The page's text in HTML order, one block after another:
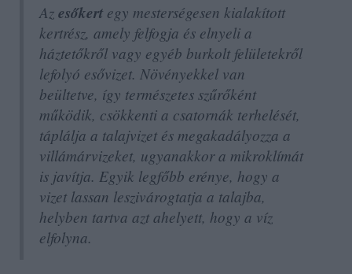
Azesőkert egy mesterségesen kialakított
kertrész, amely felfogja és elnyeli a
háztetőkről vagy egyéb burkolt felületekről
lefolyó esővizet. Növényekkel van
beültetve, így természetes szűrőként
működik, csökkenti a csatornák terhelését,
táplálja a talajvizet és megakadályozza a
villámárvizeket, ugyanakkor a mikroklímát
is javítja. Egyik legfőbb erénye, hogy a
vizet lassan leszivárogtatja a talajba,
helyben tartva azt ahelyett, hogy a víz
elfolyna.